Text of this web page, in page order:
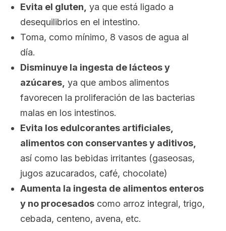
Evita el gluten, ya que está ligado a
desequilibrios en el intestino.
Toma, como mínimo, 8 vasos de agua al
día.
Disminuye la ingesta de lácteos y
azúcares, ya que ambos alimentos
favorecen la proliferación de las bacterias
malas en los intestinos.
Evita los edulcorantes artificiales,
alimentos con conservantes y aditivos,
así como las bebidas irritantes (gaseosas,
jugos azucarados, café, chocolate)
Aumenta la ingesta de alimentos enteros
y no procesados como arroz integral, trigo,
cebada, centeno, avena, etc.